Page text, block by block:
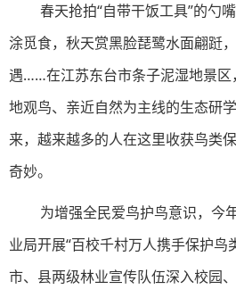
春天抢拍“自带干饭工具”的勺
涂觅食，秋天赏黑脸琵鹭水面翩跹
遇……在江苏东台市条子泥湿地景区
地观鸟、亲近自然为主线的生态研
来，越来越多的人在这里收获鸟类
奇妙。
为增强全民爱鸟护鸟意识，今
业局开展“百校千村万人携手保护鸟
市、县两级林业宣传队伍深入校园